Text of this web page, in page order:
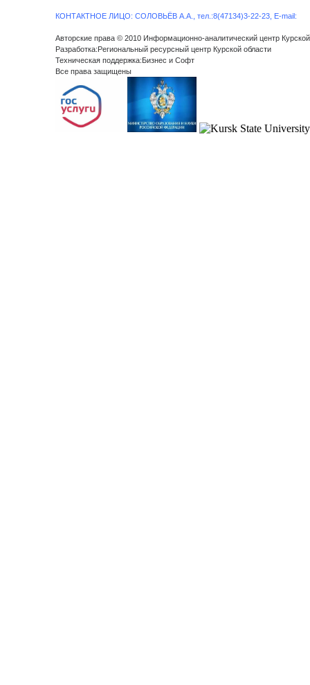
КОНТАКТНОЕ ЛИЦО: СОЛОВЬЁВ А.А., тел.:8(47134)3-22-23, E-mail:
Авторские права © 2010 Информационно-аналитический центр
Разработка:Региональный ресурсный центр Курской области
Техническая поддержка:Бизнес и Софт
Все права защищены